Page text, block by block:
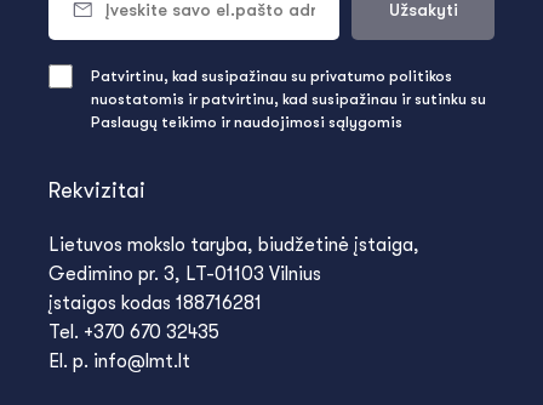
Rekvizitai
Lietuvos mokslo taryba, biudžetinė įstaiga,
Gedimino pr. 3, LT-01103 Vilnius
įstaigos kodas 188716281
Tel. +370 670 32435
El. p. info@lmt.lt
Užsakyti
Patvirtinu, kad susipažinau su privatumo politikos
nuostatomis ir patvirtinu, kad susipažinau ir sutinku su
Paslaugų teikimo ir naudojimosi sąlygomis